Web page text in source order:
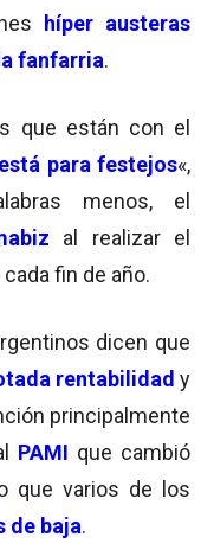
híper austeras
fanfarria.
que están con el
para festejos«,
menos, el
al realizar el
fin de año.
dicen que
rentabilidad y
principalmente
PAMI que cambió
que varios de los
de baja.